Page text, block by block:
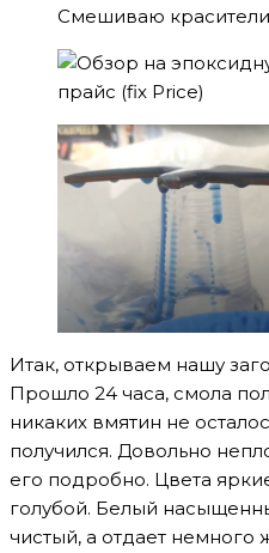
Смешиваю красители
Итак, открываем нашу
Прошло 24 часа, смола
никаких вмятин не
получился. Довольно
его подробно. Цвета
голубой. Белый
чистый, а отдает немного